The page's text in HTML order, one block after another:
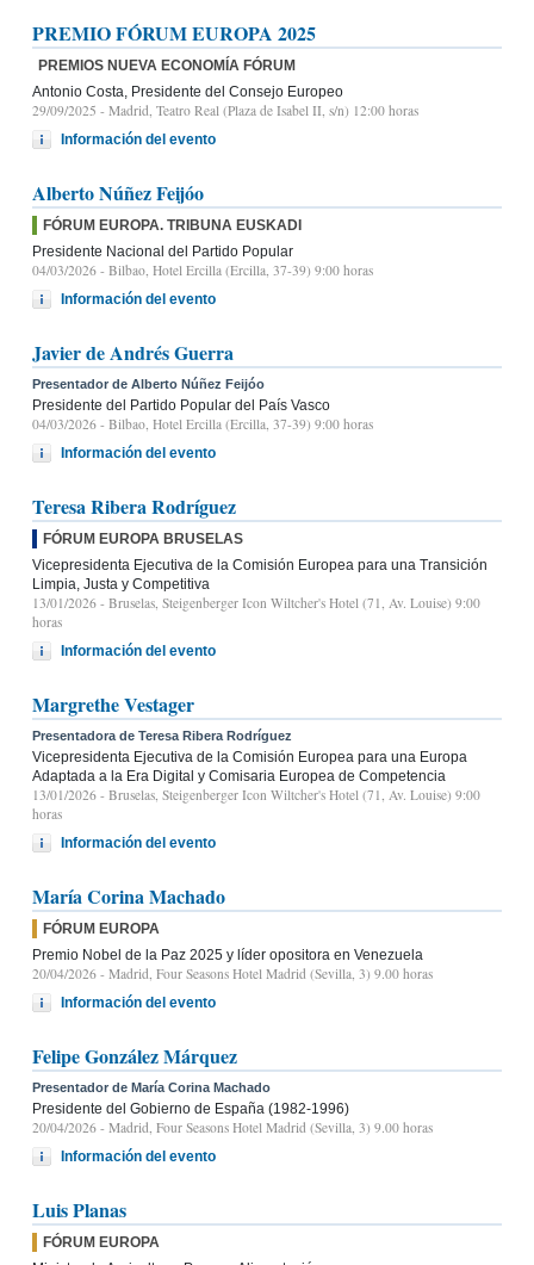
PREMIO FÓRUM EUROPA 2025
PREMIOS NUEVA ECONOMÍA FÓRUM
Antonio Costa, Presidente del Consejo Europeo
29/09/2025 - Madrid, Teatro Real (Plaza de Isabel II, s/n) 12:00 horas
Información del evento
Alberto Núñez Feijóo
FÓRUM EUROPA. TRIBUNA EUSKADI
Presidente Nacional del Partido Popular
04/03/2026 - Bilbao, Hotel Ercilla (Ercilla, 37-39) 9:00 horas
Información del evento
Javier de Andrés Guerra
Presentador de Alberto Núñez Feijóo
Presidente del Partido Popular del País Vasco
04/03/2026 - Bilbao, Hotel Ercilla (Ercilla, 37-39) 9:00 horas
Información del evento
Teresa Ribera Rodríguez
FÓRUM EUROPA BRUSELAS
Vicepresidenta Ejecutiva de la Comisión Europea para una Transición
Limpia, Justa y Competitiva
13/01/2026 - Bruselas, Steigenberger Icon Wiltcher's Hotel (71, Av. Louise) 9:00
horas
Información del evento
Margrethe Vestager
Presentadora de Teresa Ribera Rodríguez
Vicepresidenta Ejecutiva de la Comisión Europea para una Europa
Adaptada a la Era Digital y Comisaria Europea de Competencia
13/01/2026 - Bruselas, Steigenberger Icon Wiltcher's Hotel (71, Av. Louise) 9:00
horas
Información del evento
María Corina Machado
FÓRUM EUROPA
Premio Nobel de la Paz 2025 y líder opositora en Venezuela
20/04/2026 - Madrid, Four Seasons Hotel Madrid (Sevilla, 3) 9.00 horas
Información del evento
Felipe González Márquez
Presentador de María Corina Machado
Presidente del Gobierno de España (1982-1996)
20/04/2026 - Madrid, Four Seasons Hotel Madrid (Sevilla, 3) 9.00 horas
Información del evento
Luis Planas
FÓRUM EUROPA